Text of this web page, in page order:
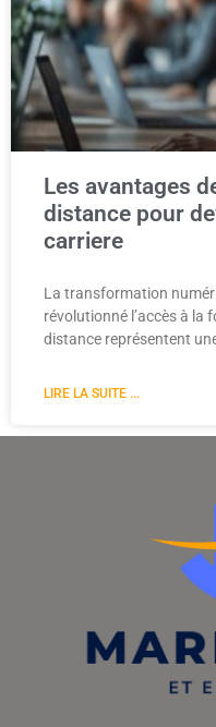
Les avantages
distance pour
carriere
La transformation
révolutionné l’accès à
distance représentent
LIRE LA SUITE ...